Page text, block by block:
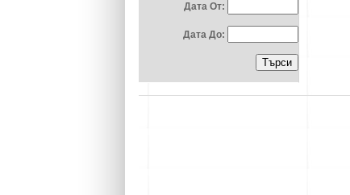
Дата От:
Дата До: